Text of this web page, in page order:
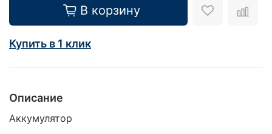
В корзину
Купить в 1 клик
Описание
Аккумулятор